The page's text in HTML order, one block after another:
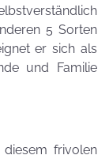
5 Sorten
er sich als
und Familie
frivolen